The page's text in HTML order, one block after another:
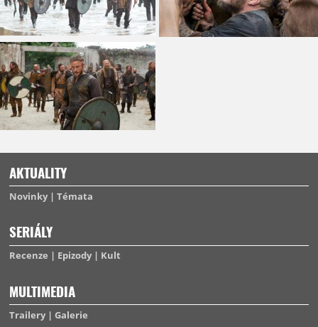
AKTUALITY
Novinky Témata
SERIÁLY
Recenze Epizody Kult
MULTIMEDIA
Trailery Galerie